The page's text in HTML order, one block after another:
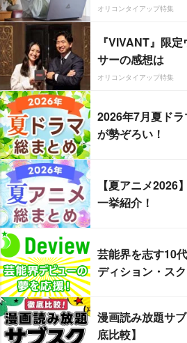
オリコンタイアップ特集
『VIVANT』限
サーの感想は
オリコンタイアップ特集
2026年7月夏ド
が勢ぞろい！
【夏アニメ2026
一挙紹介！
芸能界を志す10
ディション・ス
漫画読み放題サ
底比較】